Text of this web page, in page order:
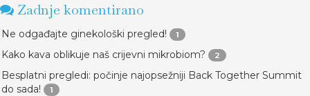
Zadnje komentirano
Ne odgađajte ginekološki pregled! 1
Kako kava oblikuje naš crijevni mikrobiom? 2
Besplatni pregledi: počinje najopsežniji Back Together Summit
do sada!
1